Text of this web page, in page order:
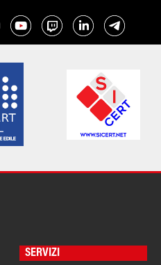
SERVIZI